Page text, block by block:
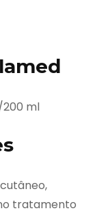
200 ml
tratamento